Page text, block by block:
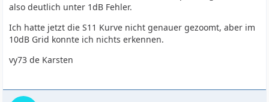
also deutlich unter 1dB Fehler.
Ich hatte jetzt die S11 Kurve nicht genauer gezoomt, aber im
10dB Grid konnte ich nichts erkennen.
vy73 de Karsten